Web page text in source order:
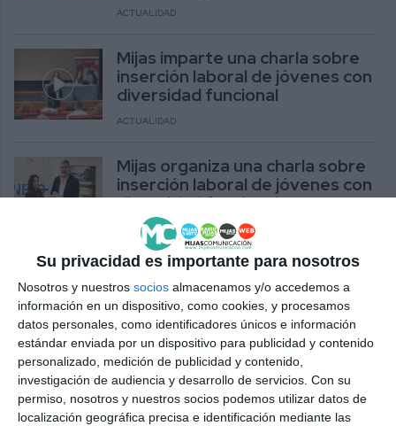
Su privacidad es importante para nosotros
Nosotros y nuestros socios almacenamos y/o accedemos a
información en un dispositivo, como cookies, y procesamos
datos personales, como identificadores únicos e información
estándar enviada por un dispositivo para publicidad y contenido
personalizado, medición de publicidad y contenido,
investigación de audiencia y desarrollo de servicios. Con su
permiso, nosotros y nuestros socios podemos utilizar datos de
localización geográfica precisa e identificación mediante las
ACTUALIDAD
Mijas imparte una charla sobre
inserción laboral de jóvenes con
diversidad funcional
ACTUALIDAD
Mijas organiza una charla sobre
inserción laboral de jóvenes con
diversidad funcional
ACTUALIDAD
Vox alerta en Mijas del nexo
entre narcotráfico, okupación y
ataques a policías
El consistorio remodelará el
campo de fútbol anexo de Las
Lagunas y el Antonio Márquez